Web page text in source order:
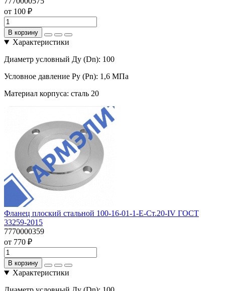
от 100 ₽
В корзину
Характеристики
Диаметр условный Ду (Dn): 100
Условное давление Ру (Pn): 1,6 МПа
Материал корпуса: сталь 20
Фланец плоский стальной 100-16-01-1-Е-Ст.20-IV ГОСТ
33259-2015
7770000359
от 770 ₽
В корзину
Характеристики